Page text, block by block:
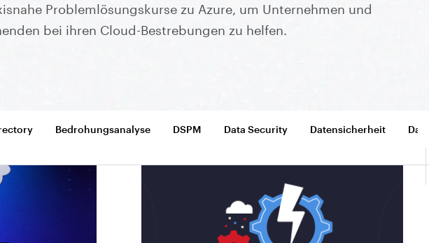
Problemlösungskurse zu Azure, um Unternehmen und
bei ihren Cloud-Bestrebungen zu helfen.
Bedrohungsanalyse DSPM Data Security Datensicherheit